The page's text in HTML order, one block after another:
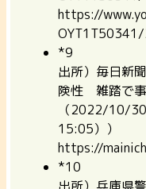
https://
*9
出所）毎日新
険性 雑踏で事
（2022/10/
15:05））
https://
*10